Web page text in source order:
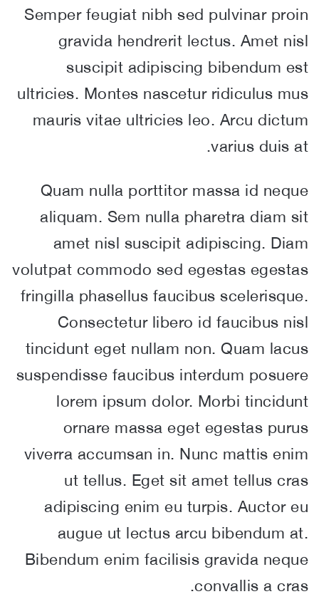
Semper feugiat nibh sed pulvinar proin
gravida hendrerit lectus. Amet nisl
suscipit adipiscing bibendum est
ultricies. Montes nascetur ridiculus mus
mauris vitae ultricies leo. Arcu dictum
varius duis at.
Quam nulla porttitor massa id neque
aliquam. Sem nulla pharetra diam sit
amet nisl suscipit adipiscing. Diam
volutpat commodo sed egestas egestas
fringilla phasellus faucibus scelerisque.
Consectetur libero id faucibus nisl
tincidunt eget nullam non. Quam lacus
suspendisse faucibus interdum posuere
lorem ipsum dolor. Morbi tincidunt
ornare massa eget egestas purus
viverra accumsan in. Nunc mattis enim
ut tellus. Eget sit amet tellus cras
adipiscing enim eu turpis. Auctor eu
augue ut lectus arcu bibendum at.
Bibendum enim facilisis gravida neque
convallis a cras.